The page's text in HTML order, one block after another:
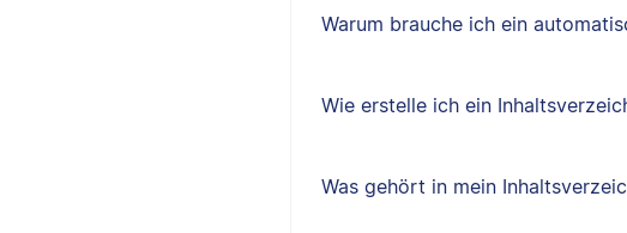
Warum brauche ich ein
Wie erstelle ich ein
Was gehört in mein